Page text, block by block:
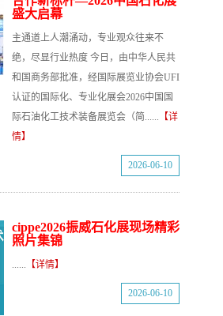
盛大启幕
主通道上人潮涌动，专业观众往来不
绝，尽显行业热度 今日，由中华人民共
和国商务部批准，经国际展览业协会UFI
认证的国际化、专业化展会2026中国国
际石油化工技术装备展览会（简...... 【详
情】
2026-06-10
cippe2026振威石化展现场精彩
照片集锦
...... 【详情】
2026-06-10